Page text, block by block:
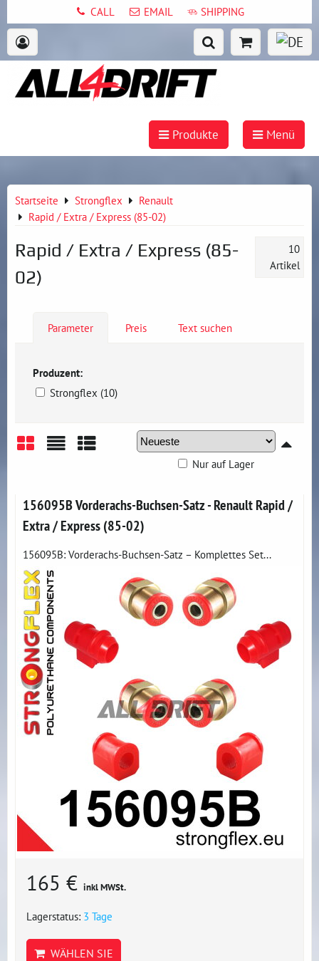
CALL EMAIL SHIPPING
Produkte Menü
Startseite Strongflex
Renault
Rapid / Extra / Express (85-02)
Rapid / Extra / Express (85-
02)
10
Artikel
Parameter Preis Text suchen
Produzent:
Strongflex (10)
Nur auf Lager
156095B Vorderachs-Buchsen-Satz - Renault Rapid /
Extra / Express (85-02)
156095B: Vorderachs-Buchsen-Satz – Komplettes Set...
165 € inkl MWSt.
Lagerstatus: 3 Tage
WÄHLEN SIE